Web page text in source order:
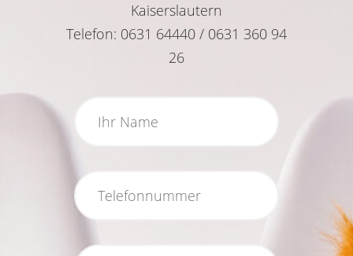
Kaiserslautern
Telefon: 0631 64440 / 0631 360 94
26